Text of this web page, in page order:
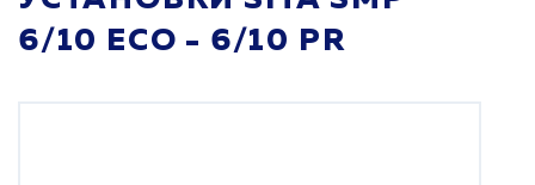
6/10 ECO - 6/10 PR